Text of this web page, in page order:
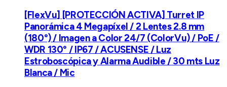
[FlexVu] [PROTECCIÓN ACTIVA] Turret IP
Panorámica 4 Megapíxel / 2 Lentes 2.8 mm
(180°) / Imagen a Color 24/7 (ColorVu) / PoE /
WDR 130° / IP67 / ACUSENSE / Luz
Estroboscópica y Alarma Audible / 30 mts Luz
Blanca / Mic